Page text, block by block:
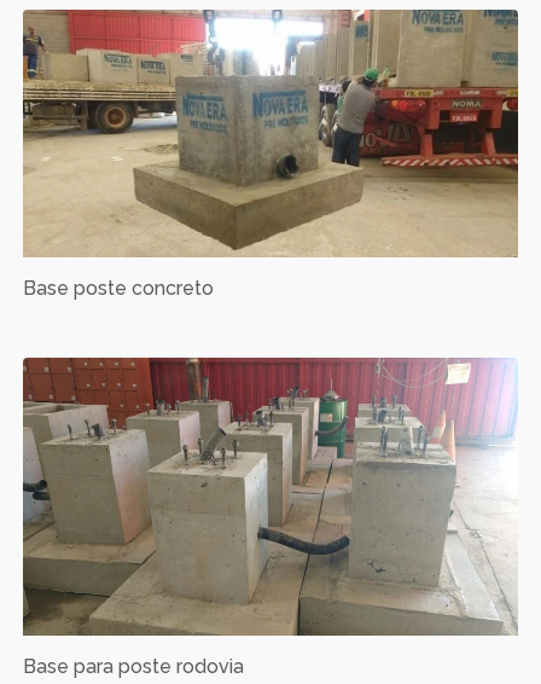
Base poste concreto
Base para poste rodovia